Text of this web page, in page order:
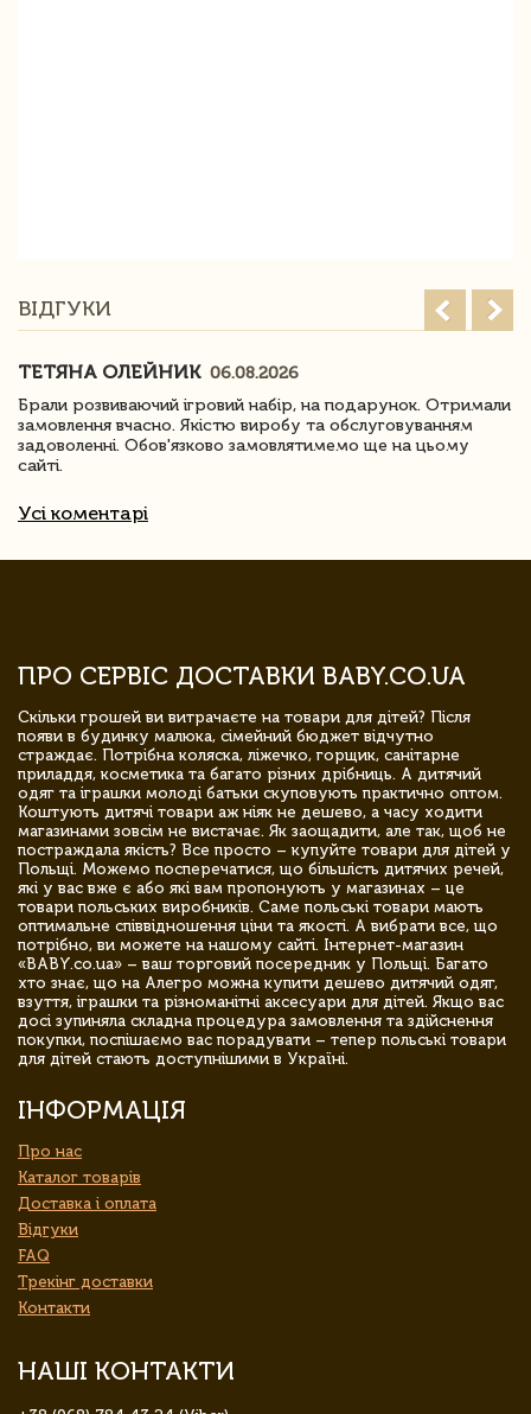
ВІДГУКИ
ТЕТЯНА ОЛЕЙНИК 06.08.2026
Брали розвиваючий ігровий набір, на подарунок. Отримали
замовлення вчасно. Якістю виробу та обслуговуванням
задоволенні. Обов'язково замовлятимемо ще на цьому
сайті.
Усі коментарі
ПРО СЕРВІС ДОСТАВКИ BABY.CO.UA
Скільки грошей ви витрачаєте на товари для дітей? Після
появи в будинку малюка, сімейний бюджет відчутно
страждає. Потрібна коляска, ліжечко, горщик, санітарне
приладдя, косметика та багато різних дрібниць. А дитячий
одяг та іграшки молоді батьки скуповують практично оптом.
Коштують дитячі товари аж ніяк не дешево, а часу ходити
магазинами зовсім не вистачає. Як заощадити, але так, щоб не
постраждала якість? Все просто – купуйте товари для дітей у
Польщі. Можемо посперечатися, що більшість дитячих речей,
які у вас вже є або які вам пропонують у магазинах – це
товари польських виробників. Саме польські товари мають
оптимальне співвідношення ціни та якості. А вибрати все, що
потрібно, ви можете на нашому сайті. Інтернет-магазин
«BABY.co.ua» – ваш торговий посередник у Польщі. Багато
хто знає, що на Алегро можна купити дешево дитячий одяг,
взуття, іграшки та різноманітні аксесуари для дітей. Якщо вас
досі зупиняла складна процедура замовлення та здійснення
покупки, поспішаємо вас порадувати – тепер польські товари
для дітей стають доступнішими в Україні.
ІНФОРМАЦІЯ
Про нас
Каталог товарів
Доставка і оплата
Відгуки
FAQ
Трекінг доставки
Контакти
НАШІ КОНТАКТИ